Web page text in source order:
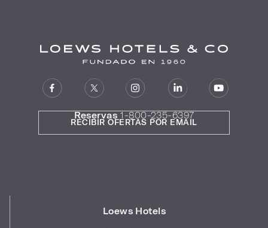
Reservas 1-800-235-6397
Loews Hotels
RECIBIR OFERTAS POR EMAIL